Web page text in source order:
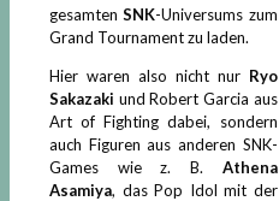
gesamtenSNK-Universums zum
Grand Tournament zu laden.
Hier waren also nicht nur Ryo
Sakazaki und Robert Garcia aus
Art of Fighting dabei, sondern
auch Figuren aus anderen SNK-
Games wie z. B. Athena
Asamiya, das Pop Idol mit der